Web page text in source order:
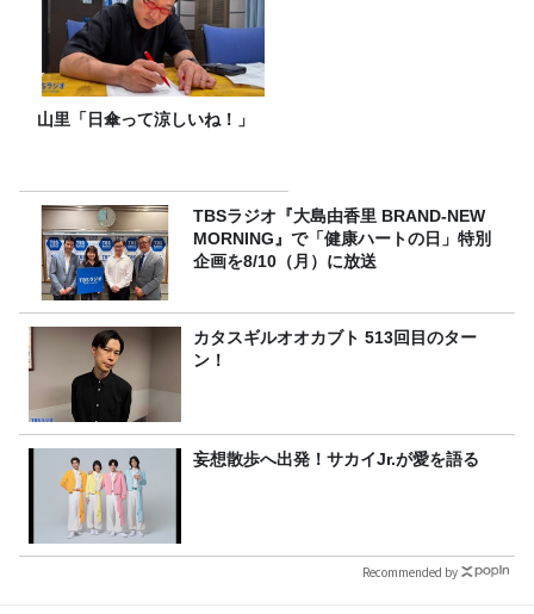
山里「日傘って涼しいね！」
TBSラジオ『大島由香里 BRAND-NEW
MORNING』で「健康ハートの日」特別
企画を8/10（月）に放送
カタスギルオオカブト 513回目のター
ン！
妄想散歩へ出発！サカイJr.が愛を語る
Recommended by